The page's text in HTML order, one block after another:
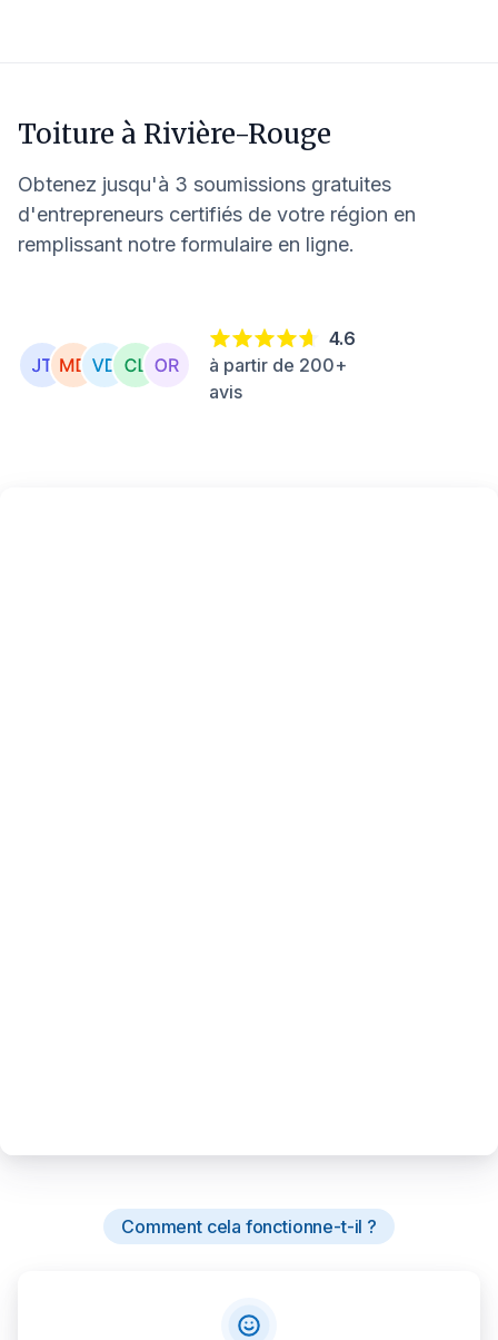
Toiture à Rivière-Rouge
Obtenez jusqu'à 3 soumissions gratuites
d'entrepreneurs certifiés de votre région en
remplissant notre formulaire en ligne.
4.6
à partir de 200+
avis
Comment cela fonctionne-t-il ?